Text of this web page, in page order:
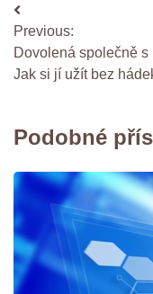
Navigace
pro
příspěvek
Previous:
Dovolená společně s
Jak si jí užít bez
Podobné